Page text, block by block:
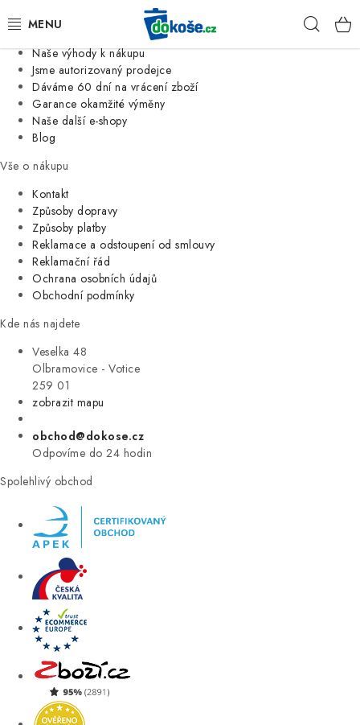
Jsme tradiční česká firma
Naše výhody k nákupu
Jsme autorizovaný prodejce
Dáváme 60 dní na vrácení zboží
Garance okamžité výměny
Naše další e-shopy
Blog
Vše o nákupu
Kontakt
Způsoby dopravy
Způsoby platby
Reklamace a odstoupení od smlouvy
Reklamační řád
Ochrana osobních údajů
Obchodní podmínky
Kde nás najdete
Veselka 48
Olbramovice - Votice
259 01
zobrazit mapu
obchod@dokose.cz
Odpovíme do 24 hodin
Spolehlivý obchod
KOŠE
SÁČKY
KUCHYNĚ
ORGANIZACE
DOMÁCNOST
ÚKLID
VÝPRODEJ
ZNAČKY
Úvod Kontakt Blog
Moje objednávka